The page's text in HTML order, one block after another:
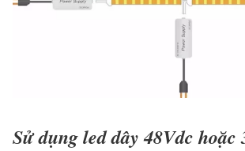
Sử dụng led dây 48Vdc hoặc